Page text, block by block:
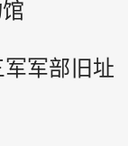
军部旧址